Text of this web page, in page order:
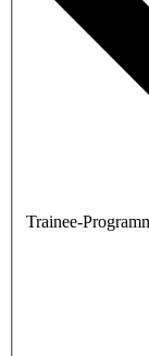
Trainee-